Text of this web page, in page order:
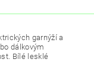
garnýží a
dálkovým
Bílé lesklé